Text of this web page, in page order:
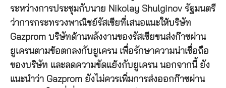
ระหว่างการประชุมกับนาย Nikolay Shulginov รัฐมนตรี
ว่าการกระทรวงพาณิชย์รัสเซียที่เสนอแนะให้บริษัท
Gazprom บริษัทด้านพลังงานของรัสเซียขนส่งก๊าซผ่าน
ยูเครนตามข้อตกลงกับยูเครน เพื่อรักษาความน่าเชื่อถือ
ของบริษัท และลดความขัดแย้งกับยูเครน นอกจากนี้ ยัง
แนะนำว่า Gazprom ยังไม่ควรเพิ่มการส่งออกก๊าซผ่าน